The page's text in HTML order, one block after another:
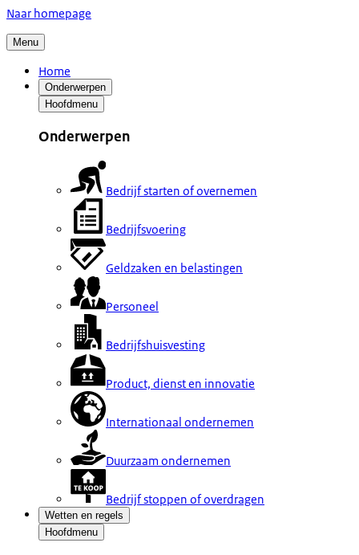
Naar homepage
Menu
Home
Onderwerpen
Hoofdmenu
Onderwerpen
Bedrijf starten of overnemen
Bedrijfsvoering
Geldzaken en belastingen
Personeel
Bedrijfshuisvesting
Product, dienst en innovatie
Internationaal ondernemen
Duurzaam ondernemen
Bedrijf stoppen of overdragen
Wetten en regels
Hoofdmenu